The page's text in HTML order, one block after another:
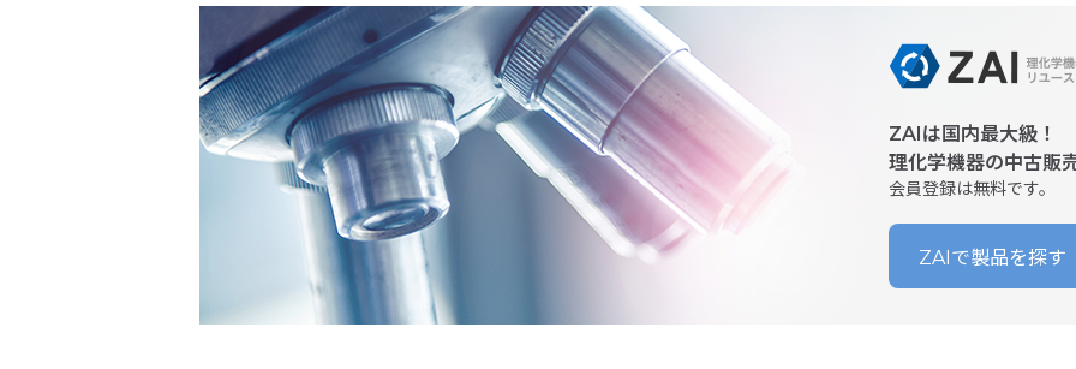
ZAIは国内最大級！
理化学機器の中古販
会員登録は無料です。
ZAIで製品を探す